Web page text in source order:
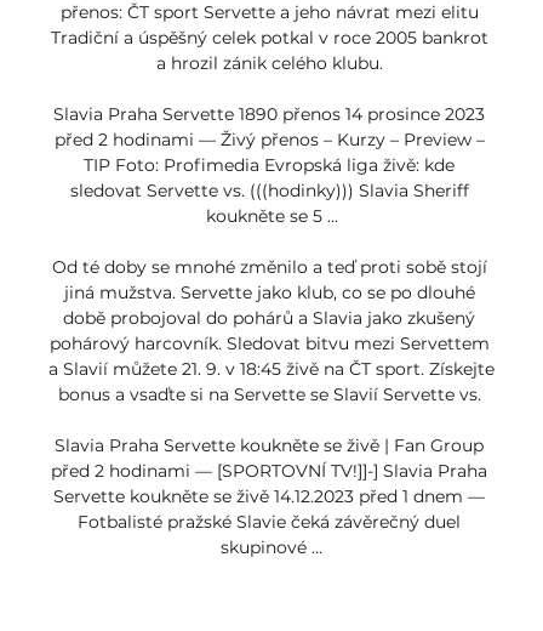
přenos: ČT sport Servette a jeho návrat mezi elitu
Tradiční a úspěšný celek potkal v roce 2005 bankrot
a hrozil zánik celého klubu.
Slavia Praha Servette 1890 přenos 14 prosince 2023
před 2 hodinami — Živý přenos – Kurzy – Preview –
TIP Foto: Profimedia Evropská liga živě: kde
sledovat Servette vs. (((hodinky))) Slavia Sheriff
koukněte se 5 ...
Od té doby se mnohé změnilo a teď proti sobě stojí
jiná mužstva. Servette jako klub, co se po dlouhé
době probojoval do pohárů a Slavia jako zkušený
pohárový harcovník. Sledovat bitvu mezi Servettem
a Slavií můžete 21. 9. v 18:45 živě na ČT sport. Získejte
bonus a vsaďte si na Servette se Slavií Servette vs.
Slavia Praha Servette koukněte se živě | Fan Group
před 2 hodinami — [SPORTOVNÍ TV!]]-] Slavia Praha
Servette koukněte se živě 14.12.2023 před 1 dnem —
Fotbalisté pražské Slavie čeká závěrečný duel
skupinové ...